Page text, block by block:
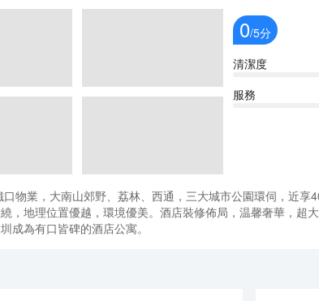
0/5分
清潔度
服務
物業，大南山郊野、荔林、西通，三大城市公園環伺，近
，地理位置優越，環境優美。酒店裝修佈局，温馨奢華，超
成為有口皆碑的酒店公寓。